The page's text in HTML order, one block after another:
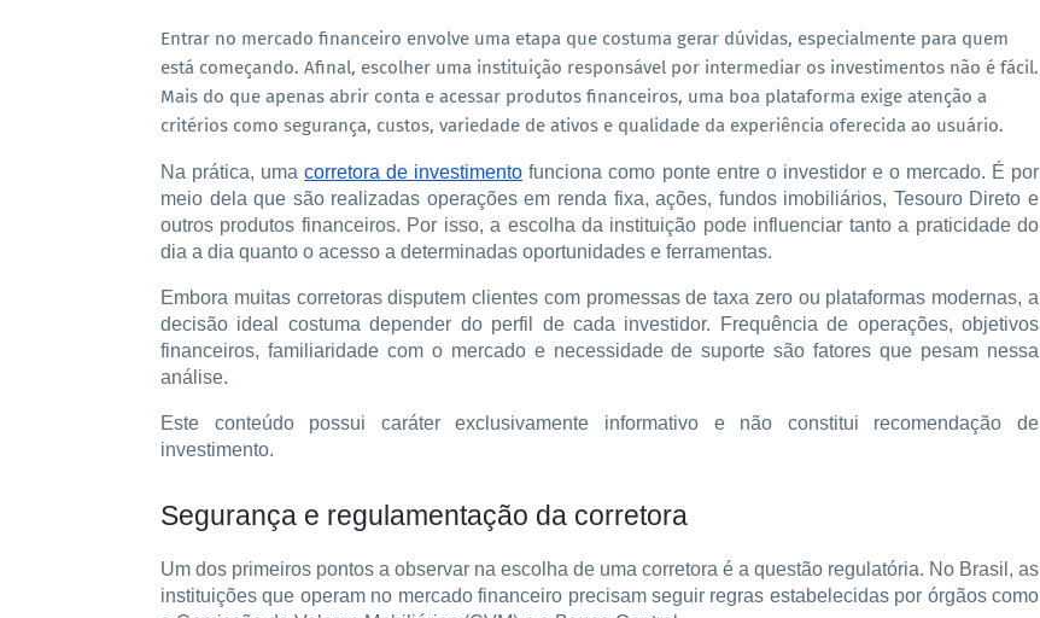
Entrar no mercado financeiro envolve uma etapa que costuma gerar dúvidas, especialmente para quem
está começando. Afinal, escolher uma instituição responsável por intermediar os investimentos não é fácil.
Mais do que apenas abrir conta e acessar produtos financeiros, uma boa plataforma exige atenção a
critérios como segurança, custos, variedade de ativos e qualidade da experiência oferecida ao usuário.
Na prática, uma corretora de investimento funciona como ponte entre o investidor e o mercado. É por
meio dela que são realizadas operações em renda fixa, ações, fundos imobiliários, Tesouro Direto e
outros produtos financeiros. Por isso, a escolha da instituição pode influenciar tanto a praticidade do
dia a dia quanto o acesso a determinadas oportunidades e ferramentas.
Embora muitas corretoras disputem clientes com promessas de taxa zero ou plataformas modernas, a
decisão ideal costuma depender do perfil de cada investidor. Frequência de operações, objetivos
financeiros, familiaridade com o mercado e necessidade de suporte são fatores que pesam nessa
análise.
Este conteúdo possui caráter exclusivamente informativo e não constitui recomendação de
investimento.
Segurança e regulamentação da corretora
Um dos primeiros pontos a observar na escolha de uma corretora é a questão regulatória. No Brasil, as
instituições que operam no mercado financeiro precisam seguir regras estabelecidas por órgãos como